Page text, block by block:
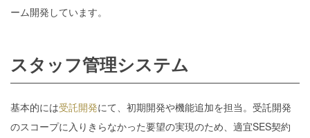
ーム開発しています。
スタッフ管理システム
基本的には受託開発にて、初期開発や機能追加を担当。受託開発
のスコープに入りきらなかった要望の実現のため、適宜SES契約